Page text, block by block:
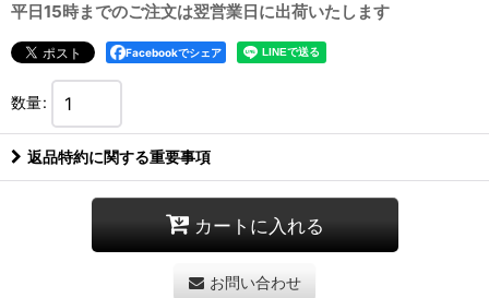
平日15時までのご注文は翌営業日に出荷いたします
Facebookでシェア
数量:
返品特約に関する重要事項
カートに入れる
お問い合わせ